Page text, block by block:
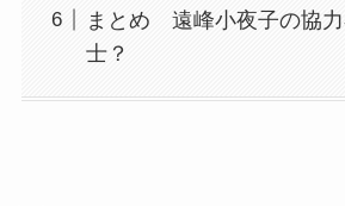
まとめ 遠峰小夜子の協
士？